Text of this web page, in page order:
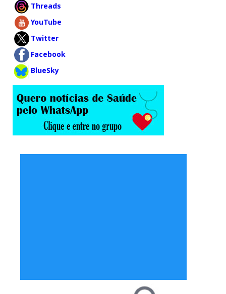
Threads
YouTube
Twitter
Facebook
BlueSky